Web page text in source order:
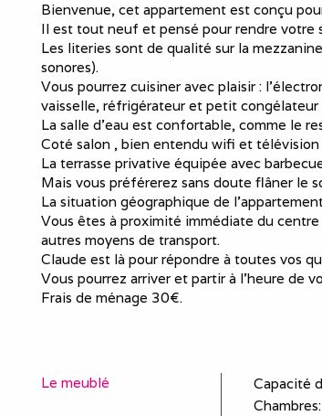
Bienvenue, cet appartement est conçu
Il est tout neuf et pensé pour rendre votre
Les literies sont de qualité sur la
sonores).
Vous pourrez cuisiner avec plaisir :
vaisselle, réfrigérateur et petit congélateur
La salle d'eau est confortable, comme le
Coté salon , bien entendu wifi et
La terrasse privative équipée avec
Mais vous préférerez sans doute flâner le
La situation géographique de
Vous êtes à proximité immédiate du
autres moyens de transport.
Claude est là pour répondre à toutes vos
Vous pourrez arriver et partir à l’heure de
Frais de ménage 30€.
Le meublé Capacité
Chambres